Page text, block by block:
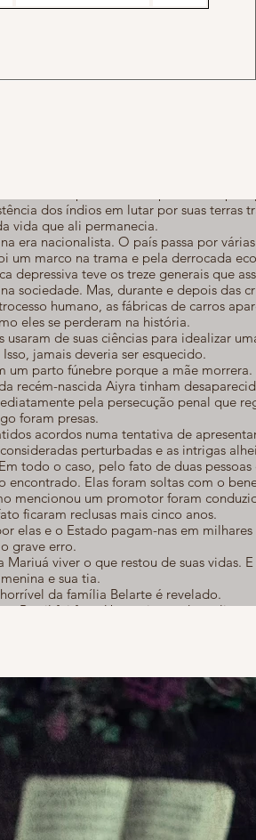
dos índios em lutar por suas terras
vida que ali permanecia.
era nacionalista. O país passa por
um marco na trama e pela derrocada
depressiva teve os treze generais que
sociedade. Mas, durante e depois das
humano, as fábricas de carros
eles se perderam na história.
de suas ciências para idealizar
jamais deveria ser esquecido.
um parto fúnebre porque a mãe
recém-nascida Aiyra tinham
pela persecução penal que
foram presas.
acordos numa tentativa de
perturbadas e as intrigas
todo o caso, pelo fato de duas pessoas
Elas foram soltas com o
mencionou um promotor foram
ficaram reclusas mais cinco anos.
elas e o Estado pagam-nas em milhares
grave erro.
viver o que restou de suas vidas.
e sua tia.
da família Belarte é revelado.
Brasil foi fato. Uma mistura de